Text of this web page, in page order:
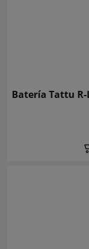
Batería Tattu R-